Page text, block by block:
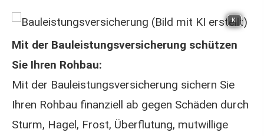
KI
Mit der Bauleistungsversicherung schützen
Sie Ihren Rohbau:
Mit der Bauleistungsversicherung sichern Sie
Ihren Rohbau finanziell ab gegen Schäden durch
Sturm, Hagel, Frost, Überflutung, mutwillige